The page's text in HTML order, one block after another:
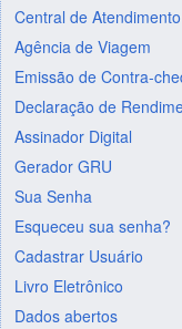
Central de Atendimento
Agência de Viagem
Emissão de Contra-
Declaração de
Assinador Digital
Gerador GRU
Sua Senha
Esqueceu sua senha?
Cadastrar Usuário
Livro Eletrônico
Dados abertos